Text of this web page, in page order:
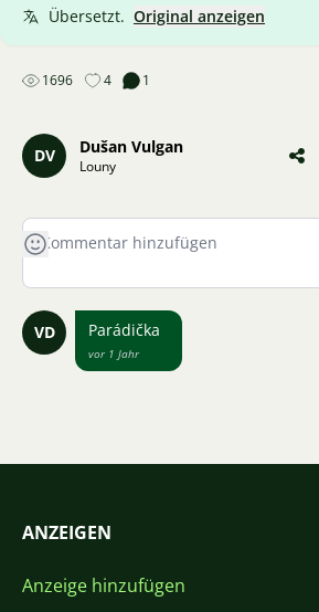
Übersetzt. Original anzeigen
1696 4 1
DV Dušan Vulgan
Louny
VD Parádička
vor 1 Jahr
ANZEIGEN
Anzeige hinzufügen